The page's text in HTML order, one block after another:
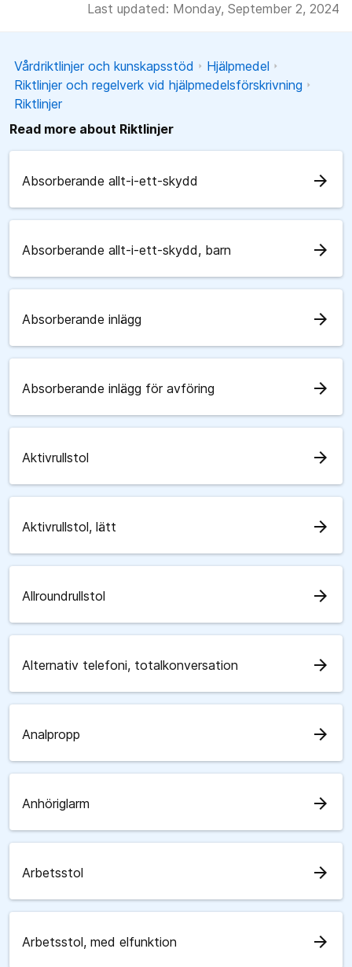
Last updated: Monday, September 2, 2024
Vårdriktlinjer och kunskapsstöd
Hjälpmedel
Riktlinjer och regelverk vid hjälpmedelsförskrivning
Riktlinjer
Read more about Riktlinjer
Absorberande allt-i-ett-skydd arrow_forward
Absorberande allt-i-ett-skydd, barn arrow_forward
Absorberande inlägg arrow_forward
Absorberande inlägg för avföring arrow_forward
Aktivrullstol arrow_forward
Aktivrullstol, lätt arrow_forward
Allroundrullstol arrow_forward
Alternativ telefoni, totalkonversation arrow_forward
Analpropp arrow_forward
Anhöriglarm arrow_forward
Arbetsstol arrow_forward
Arbetsstol, med elfunktion arrow_forward